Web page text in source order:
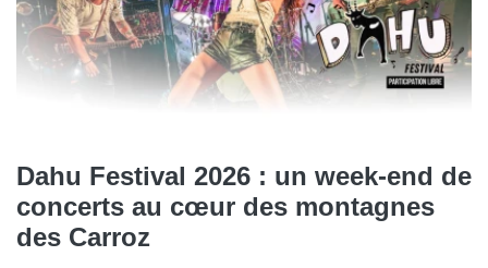
Dahu Festival 2026 : un week-end de
concerts au cœur des montagnes
des Carroz